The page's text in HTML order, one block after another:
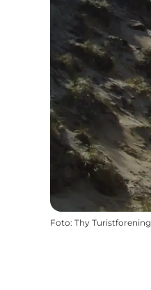
Foto: Thy Turistforening